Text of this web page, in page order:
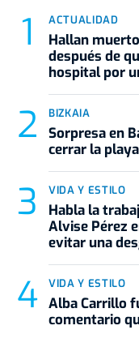
ACTUALIDAD
Hallan
después de
hospital por
BIZKAIA
Sorpresa en
cerrar la
VIDA Y ESTILO
Habla la
Alvise Pérez
evitar una
VIDA Y ESTILO
Alba Carrillo
comentario